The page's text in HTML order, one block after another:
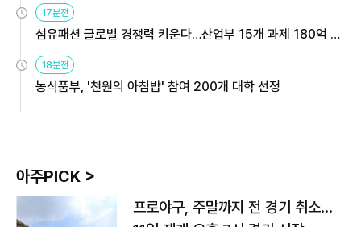
17분전
섬유패션 글로벌 경쟁력 키운다…산업부 15개 과제 180억 지
18분전
농식품부, '천원의 아침밥' 참여 200개 대학 선정
아주PICK >
프로야구, 주말까지 전 경기 취소…